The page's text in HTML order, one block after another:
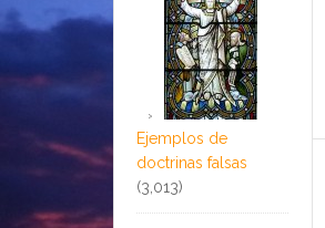
Ejemplos de
doctrinas falsas
(3,013)